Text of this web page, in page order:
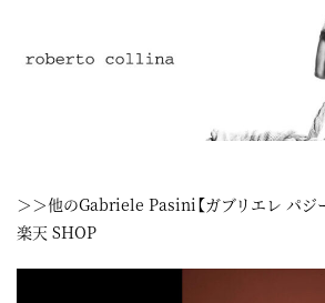
＞＞他のGabriele Pasini【ガブリエレ パジ
楽天 SHOP